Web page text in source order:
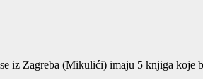
iz Zagreba (Mikulići) imaju 5 knjiga